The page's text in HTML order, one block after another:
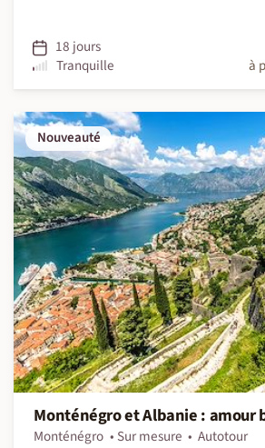
18 jours
Tranquille
à
Nouveauté
Monténégro et Albanie : amour
Monténégro Sur mesure
Autotour